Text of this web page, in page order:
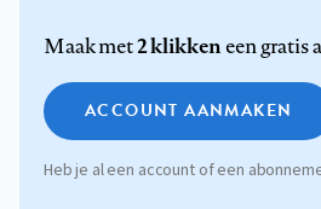
Maak met2 klikkeneen gratis
ACCOUNT AANMAKEN
Heb je al een account of een